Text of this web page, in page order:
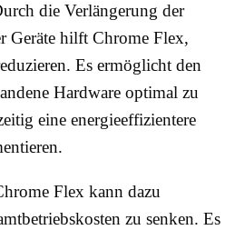
die Verlängerung der
Geräte hilft Chrome Flex,
Es ermöglicht den
Hardware optimal zu
eine energieeffizientere
Flex kann dazu
zu senken. Es